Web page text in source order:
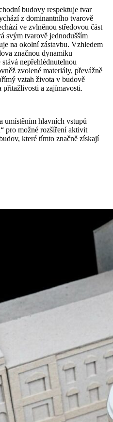
budovy respektuje tvar
z dominantního tvarově
ve zvlněnou středovou část
svým tvarově jednodušším
na okolní zástavbu. Vzhledem
značnou dynamiku
nepřehlédnutelnou
zvolené materiály, převážně
vztah života v budově
přitažlivosti a zajímavosti.
umístěním hlavních vstupů
pro možné rozšíření aktivit
které tímto značně získají